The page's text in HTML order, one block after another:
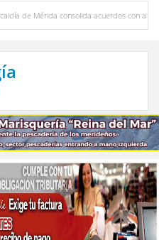
consolida acuerdos con adjudicatarios